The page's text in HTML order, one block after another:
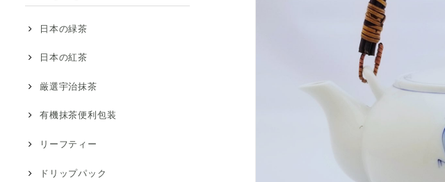
日本の緑茶
日本の紅茶
厳選宇治抹茶
有機抹茶便利包装
リーフティー
ドリップパック